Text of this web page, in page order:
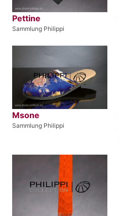
Pettine
Sammlung Philippi
Msone
Sammlung Philippi